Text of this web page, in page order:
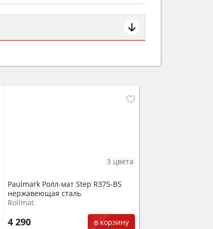
от детей).
Paulmark Ролл-мат Step R375-BS
нержавеющая сталь
Rollmat
4 290 в корзину
3 цвета